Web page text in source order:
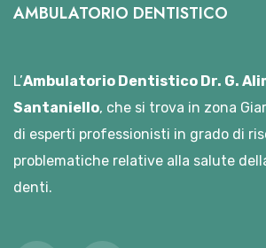
AMBULATORIO DENTISTICO
L’Ambulatorio Dentistico Dr. G.
Santaniello, che si trova in zona
di esperti professionisti in grado di
problematiche relative alla salute
denti.